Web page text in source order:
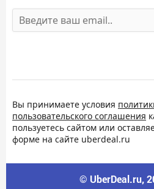
Вы принимаете условия
пользовательского соглашения
пользуетесь сайтом или
форме на сайте uberdeal.ru
© UberDeal.ru,